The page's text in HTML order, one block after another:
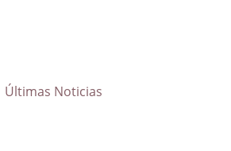
Últimas Noticias